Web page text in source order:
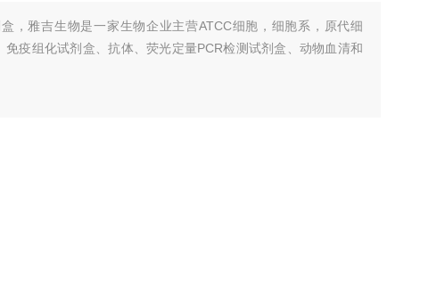
，雅吉生物是一家生物企业主营ATCC细胞，细胞系，原代细
免疫组化试剂盒、抗体、荧光定量PCR检测试剂盒、动物血清和